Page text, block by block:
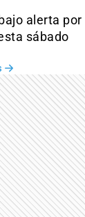
alerta
sábado